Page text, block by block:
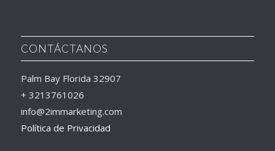
CONTÁCTANOS
Palm Bay Florida 32907
+ 3213761026
info@2immarketing.com
Política de Privacidad